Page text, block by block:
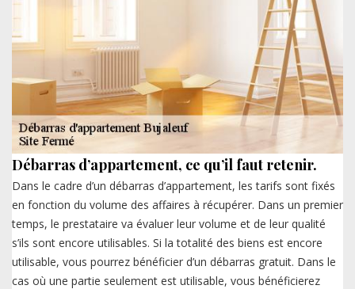
Débarras d’appartement, ce qu’il faut retenir.
Dans le cadre d’un débarras d’appartement, les tarifs sont fixés
en fonction du volume des affaires à récupérer. Dans un premier
temps, le prestataire va évaluer leur volume et de leur qualité
s’ils sont encore utilisables. Si la totalité des biens est encore
utilisable, vous pourrez bénéficier d’un débarras gratuit. Dans le
cas où une partie seulement est utilisable, vous bénéficierez